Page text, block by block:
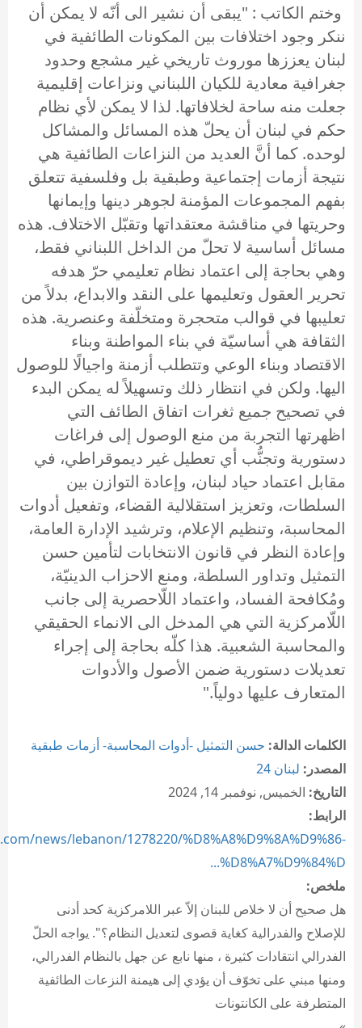
وختم الكاتب : "يبقى أن نشير الى أنّه لا يمكن أن
ننكر وجود اختلافات بين المكونات الطائفية في
لبنان يعززها موروث تاريخي غير مشجع وحدود
جغرافية معادية للكيان اللبناني ونزاعات إقليمية
جعلت منه ساحة لخلافاتها. لذا لا يمكن لأي نظام
حكم في لبنان أن يحلّ هذه المسائل والمشاكل
لوحده. كما أنَّ العديد من النزاعات الطائفية هي
نتيجة أزمات إجتماعية وطبقية بل وفلسفية تتعلق
بفهم المجموعات المؤمنة لجوهر دينها وإيمانها
وحريتها في مناقشة معتقداتها وتقبّل الاختلاف. هذه
مسائل أساسية لا تحلّ من الداخل اللبناني فقط،
وهي بحاجة إلى اعتماد نظام تعليمي حرّ هدفه
تحرير العقول وتعليمها على النقد والابداع، بدلاً من
تعليبها في قوالب متحجرة ومتخلّفة وعنصرية. هذه
الثقافة هي أساسيّة في بناء المواطنة وبناء
الاقتصاد وبناء الوعي وتتطلب أزمنة واجيالًا للوصول
اليها. ولكن في انتظار ذلك وتسهيلاً له يمكن البدء
في تصحيح جميع ثغرات اتفاق الطائف التي
اظهرتها التجربة من منع الوصول إلى فراغات
دستورية وتجنُّب أي تعطيل غير ديموقراطي، في
مقابل اعتماد حياد لبنان، وإعادة التوازن بين
السلطات، وتعزيز استقلالية القضاء، وتفعيل أدوات
المحاسبة، وتنظيم الإعلام، وترشيد الإدارة العامة،
وإعادة النظر في قانون الانتخابات لتأمين حسن
التمثيل وتداور السلطة، ومنع الاحزاب الدينيّة،
ومُكافحة الفساد، واعتماد اللّاحصرية إلى جانب
اللّامركزية التي هي المدخل الى الانماء الحقيقي
والمحاسبة الشعبية. هذا كلّه بحاجة إلى إجراء
تعديلات دستورية ضمن الأصول والأدوات
المتعارف عليها دولياً."
الكلمات الدالة: حسن التمثيل -أدوات المحاسبة- أزمات طبقية
المصدر: لبنان 24
التاريخ: الخميس, نوفمبر 14, 2024
الرابط:
news/lebanon/1278220/%D8%A8%D9%8A%D9%86-
%D8%A7%D9%84%D...
ملخص:
هل صحيح أن لا خلاص للبنان إلاّ عبر اللامركزية كحد أدنى
للإصلاح والفدرالية كغاية قصوى لتعديل النظام؟". يواجه الحلّ
الفدرالي انتقادات كثيرة ، منها نابع عن جهل بالنظام الفدرالي،
ومنها مبني على تخوّف أن يؤدي إلى هيمنة النزعات الطائفية
المتطرفة على الكانتونات